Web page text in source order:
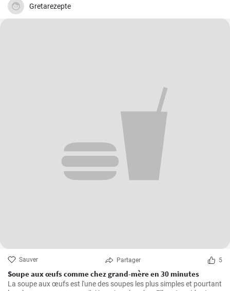
Gretarezepte
Sauver Partager 5
Soupe aux œufs comme chez grand-mère en 30 minutes
La soupe aux œufs est l'une des soupes les plus simples et pourtant